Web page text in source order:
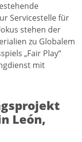
Servicestelle für
stehen der
zu Globalem
„Fair Play“
mit
León,